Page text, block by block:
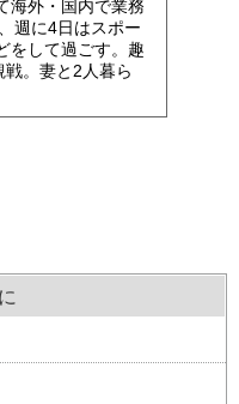
海外・国内で業務
週に4日はスポー
をして過ごす。趣
。妻と2人暮ら